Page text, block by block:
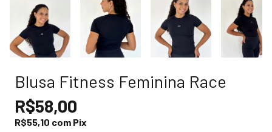
Blusa Fitness Feminina Race
R$58,00
R$55,10 com Pix